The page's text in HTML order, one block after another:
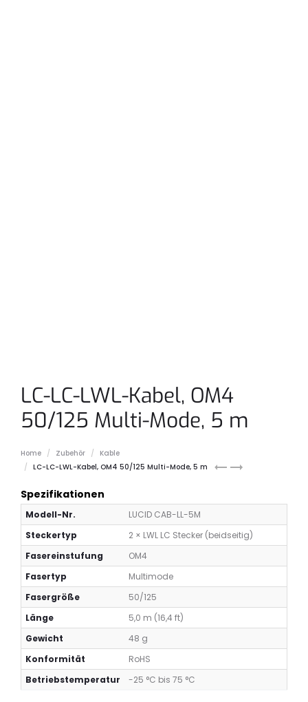
LC-LC-LWL-Kabel, OM4
50/125 Multi-Mode, 5 m
Home Zubehör
Kable
LC-LC-LWL-Kabel, OM4 50/125 Multi-Mode, 5 m
M12
IP67
Cable
[Right
Side]
Dark
ix
Cat6a
–
2.0m,
Spezifikationen
Modell-Nr.
LUCID CAB-LL-5M
Steckertyp
2 × LWL LC Stecker (beidseitig)
Fasereinstufung
OM4
Fasertyp
Multimode
Fasergröße
50/125
Länge
5,0 m (16,4 ft)
Gewicht
48 g
Konformität
RoHS
Betriebstemperatur
-25 °C bis 75 °C